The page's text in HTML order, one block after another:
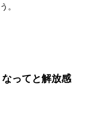
。
ってと解放感